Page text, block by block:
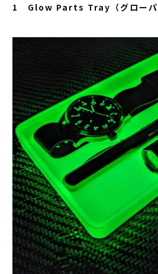
1 Glow Parts Tray（グローパ